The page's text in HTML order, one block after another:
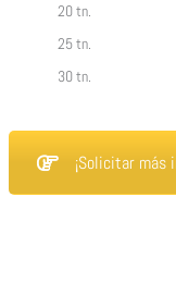
20 tn.
25 tn.
30 tn.
¡Solicitar más